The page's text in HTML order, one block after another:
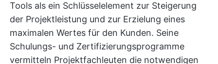
Tools als ein Schlüsselelement zur Steigerung
der Projektleistung und zur Erzielung eines
maximalen Wertes für den Kunden. Seine
Schulungs- und Zertifizierungsprogramme
vermitteln Projektfachleuten die notwendigen